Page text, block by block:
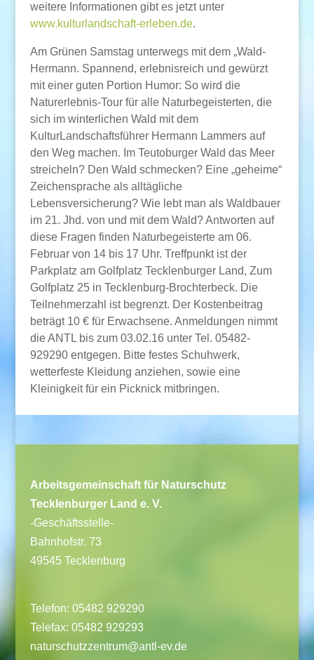
weitere Informationen gibt es jetzt unter
www.kulturlandschaft-erleben.de.
Am Grünen Samstag unterwegs mit dem „Wald-
Hermann. Spannend, erlebnisreich und gewürzt
mit einer guten Portion Humor: So wird die
Naturerlebnis-Tour für alle Naturbegeisterten, die
sich im winterlichen Wald mit dem
KulturLandschaftsführer Hermann Lammers auf
den Weg machen. Im Teutoburger Wald das Meer
streicheln? Den Wald schmecken? Eine „geheime“
Zeichensprache als alltägliche
Lebensversicherung? Wie lebt man als Waldbauer
im 21. Jhd. von und mit dem Wald? Antworten auf
diese Fragen finden Naturbegeisterte am 06.
Februar von 14 bis 17 Uhr. Treffpunkt ist der
Parkplatz am Golfplatz Tecklenburger Land, Zum
Golfplatz 25 in Tecklenburg-Brochterbeck. Die
Teilnehmerzahl ist begrenzt. Der Kostenbeitrag
beträgt 10 € für Erwachsene. Anmeldungen nimmt
die ANTL bis zum 03.02.16 unter Tel. 05482-
929290 entgegen. Bitte festes Schuhwerk,
wetterfeste Kleidung anziehen, sowie eine
Kleinigkeit für ein Picknick mitbringen.
Arbeitsgemeinschaft für Naturschutz
Tecklenburger Land e. V.
-Geschäftsstelle-
Bahnhofstr. 73
49545 Tecklenburg
Telefon: 05482 929290
Telefax: 05482 929293
naturschutzzentrum@antl-ev.de